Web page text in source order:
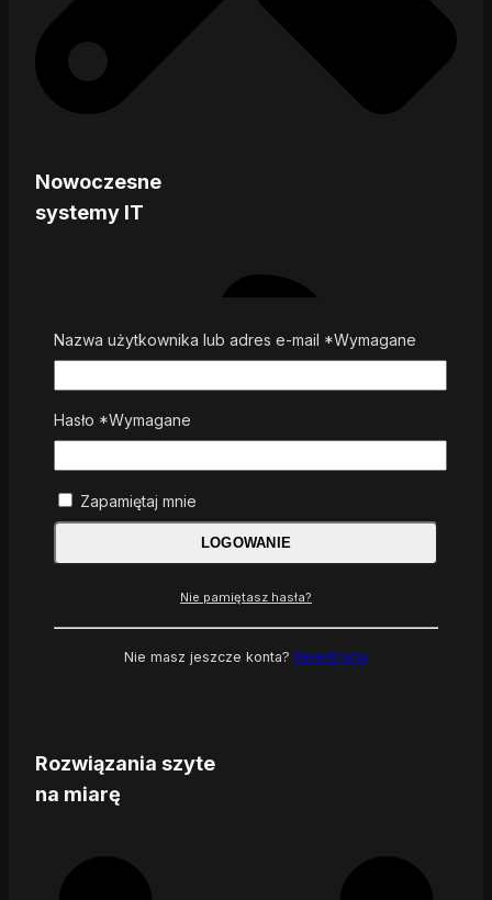
Nowoczesne
systemy IT
Rozwiązania szyte
na miarę
Nazwa użytkownika lub adres e-mail *Wymagane
Hasło *Wymagane
Zapamiętaj mnie
LOGOWANIE
Nie pamiętasz hasła?
Nie masz jeszcze konta? Rejestracja